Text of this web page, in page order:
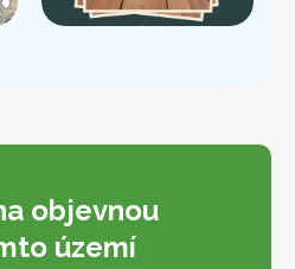
objevnou
území